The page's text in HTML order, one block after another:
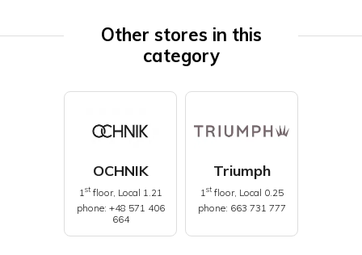
Other stores in this
category
OCHNIK
1 stfloor, Local 1.21
phone: +48 571 406
664
Triumph
1 stfloor, Local 0.25
phone: 663 731 777